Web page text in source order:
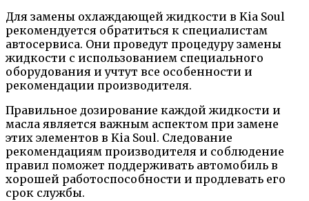
Для замены охлаждающей жидкости в Kia Soul
рекомендуется обратиться к специалистам
автосервиса. Они проведут процедуру замены
жидкости с использованием специального
оборудования и учтут все особенности и
рекомендации производителя.
Правильное дозирование каждой жидкости и
масла является важным аспектом при замене
этих элементов в Kia Soul. Следование
рекомендациям производителя и соблюдение
правил поможет поддерживать автомобиль в
хорошей работоспособности и продлевать его
срок службы.